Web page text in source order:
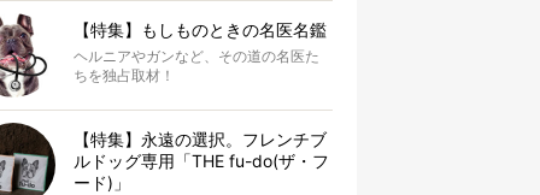
【特集】もしものときの名医名鑑
ヘルニアやガンなど、その道の名医た
ちを独占取材！
【特集】永遠の選択。フレンチブ
ルドッグ専用「THE fu-do(ザ・フ
ード)」